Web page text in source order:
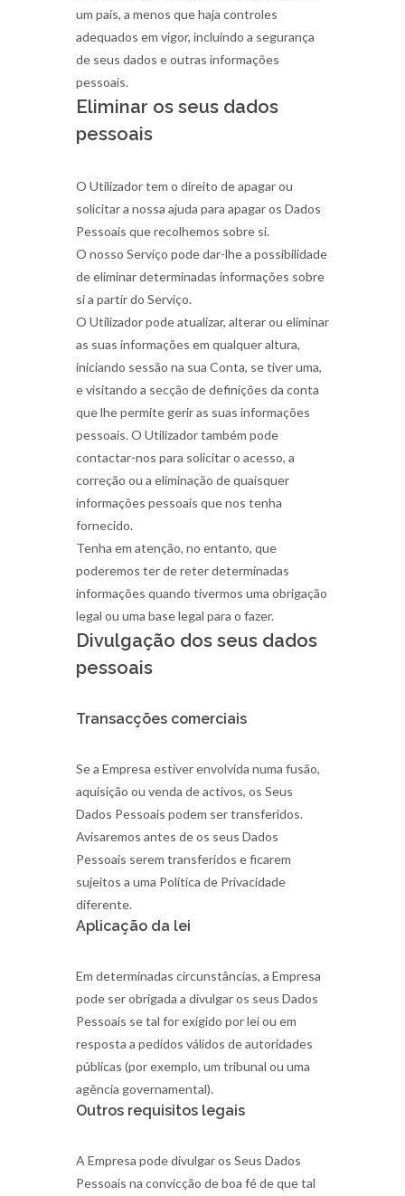
um país, a menos que haja controles
adequados em vigor, incluindo a segurança
de seus dados e outras informações
pessoais.
Eliminar os seus dados
pessoais
O Utilizador tem o direito de apagar ou
solicitar a nossa ajuda para apagar os Dados
Pessoais que recolhemos sobre si.
O nosso Serviço pode dar-lhe a possibilidade
de eliminar determinadas informações sobre
si a partir do Serviço.
O Utilizador pode atualizar, alterar ou eliminar
as suas informações em qualquer altura,
iniciando sessão na sua Conta, se tiver uma,
e visitando a secção de definições da conta
que lhe permite gerir as suas informações
pessoais. O Utilizador também pode
contactar-nos para solicitar o acesso, a
correção ou a eliminação de quaisquer
informações pessoais que nos tenha
fornecido.
Tenha em atenção, no entanto, que
poderemos ter de reter determinadas
informações quando tivermos uma obrigação
legal ou uma base legal para o fazer.
Divulgação dos seus dados
pessoais
Transacções comerciais
Se a Empresa estiver envolvida numa fusão,
aquisição ou venda de activos, os Seus
Dados Pessoais podem ser transferidos.
Avisaremos antes de os seus Dados
Pessoais serem transferidos e ficarem
sujeitos a uma Política de Privacidade
diferente.
Aplicação da lei
Em determinadas circunstâncias, a Empresa
pode ser obrigada a divulgar os seus Dados
Pessoais se tal for exigido por lei ou em
resposta a pedidos válidos de autoridades
públicas (por exemplo, um tribunal ou uma
agência governamental).
Outros requisitos legais
A Empresa pode divulgar os Seus Dados
Pessoais na convicção de boa fé de que tal